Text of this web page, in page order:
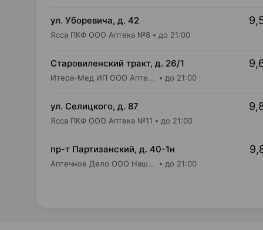
ул. Уборевича, д. 42
Ясса ПКФ ООО Аптека №8 до 21:00
Старовиленский тракт, д. 26/1
Итера-Мед ИП ООО Аптека №3 до 21:00
ул. Селицкого, д. 87
Ясса ПКФ ООО Аптека №11 до 21:00
пр-т Партизанский, д. 40-1н
Аптечное Дело ООО Наша Аптека №4 до 21:00